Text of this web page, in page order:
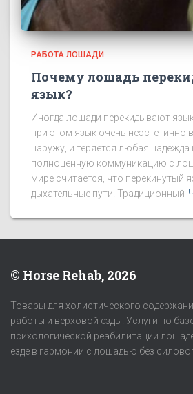
РАБОТА ЛОШАДИ
Почему лошадь
язык?
Иногда лошади перекидывают язык
при этом язык очень неэстетично
наружу, и теряется любая надежда
полноценную коммуникацию с
мире считается, что перекинутый
дыхательные пути. Традиционный
© Horse Rehab, 2026
Товары для холистического
работы и верховой езды. Услуги по
психологической реабилитации
езде в гармонии с лошадью без